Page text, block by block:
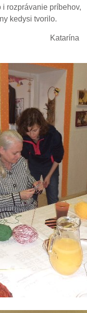
rozprávanie príbehov,
kedysi tvorilo.
Katarína